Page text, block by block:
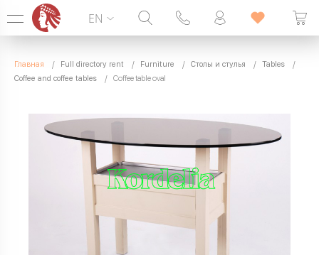
099 338 00 22
SEVEN DAYS A WEEK
EN
Главная Full directory rent Furniture Столы и стулья
Tables
Coffee and coffee tables
Coffee table oval